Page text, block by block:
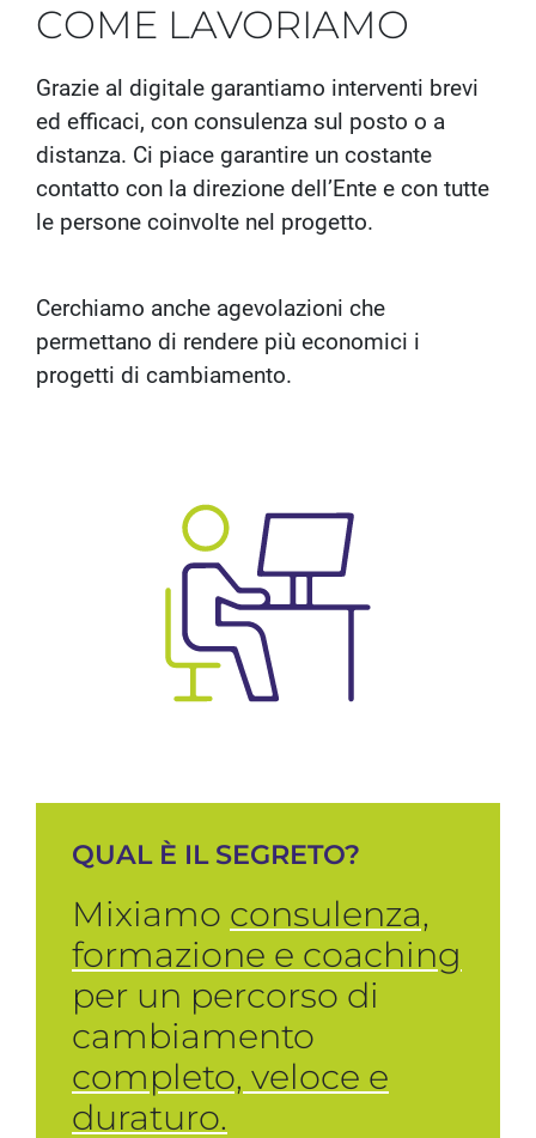
COME LAVORIAMO
Grazie al digitale garantiamo interventi brevi
ed efficaci, con consulenza sul posto o a
distanza. Ci piace garantire un costante
contatto con la direzione dell’Ente e con tutte
le persone coinvolte nel progetto.
Cerchiamo anche agevolazioni che
permettano di rendere più economici i
progetti di cambiamento.
QUAL È IL SEGRETO?
Mixiamo consulenza,
formazione e coaching
per un percorso di
cambiamento
completo, veloce e
duraturo.